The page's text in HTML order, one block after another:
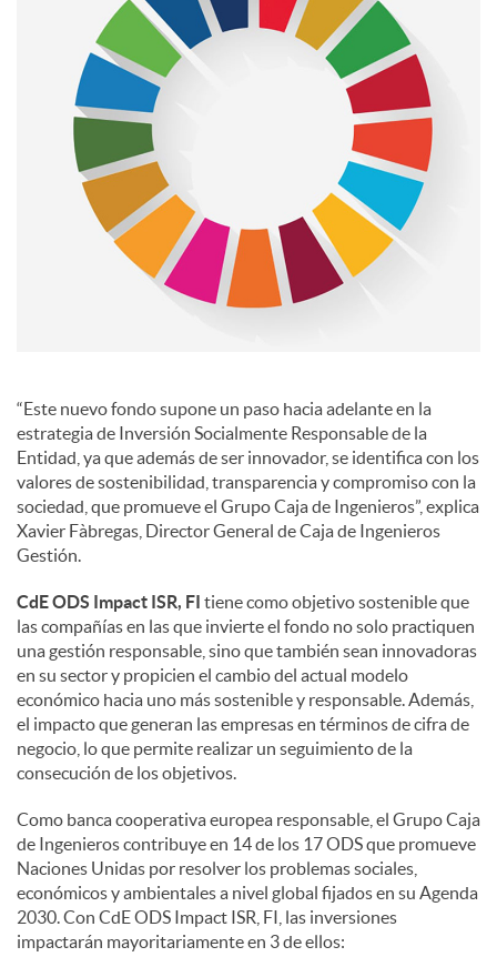
s
“Este nuevo fondo supone un paso hacia adelante en la
estrategia de Inversión Socialmente Responsable de la
Entidad, ya que además de ser innovador, se identifica con los
valores de sostenibilidad, transparencia y compromiso con la
sociedad, que promueve el Grupo Caja de Ingenieros”, explica
Xavier Fàbregas, Director General de Caja de Ingenieros
Gestión.
CdE ODS Impact ISR, FI tiene como objetivo sostenible que
las compañías en las que invierte el fondo no solo practiquen
una gestión responsable, sino que también sean innovadoras
en su sector y propicien el cambio del actual modelo
económico hacia uno más sostenible y responsable. Además,
el impacto que generan las empresas en términos de cifra de
negocio, lo que permite realizar un seguimiento de la
consecución de los objetivos.
Como banca cooperativa europea responsable, el Grupo Caja
de Ingenieros contribuye en 14 de los 17 ODS que promueve
Naciones Unidas por resolver los problemas sociales,
económicos y ambientales a nivel global fijados en su Agenda
2030. Con CdE ODS Impact ISR, FI, las inversiones
impactarán mayoritariamente en 3 de ellos: